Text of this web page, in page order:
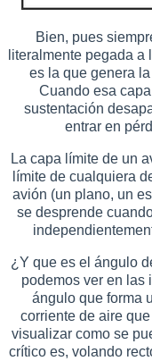
Bien, pues
literalmente pegada
es la que genera
Cuando esa
sustentación
entrar en
La capa límite de un
límite de cualquiera
avión (un plano, un
se desprende
¿Y que es el ángulo
podemos ver en las
ángulo que forma
corriente de aire
visualizar como se
crítico es, volando